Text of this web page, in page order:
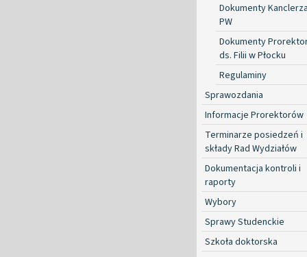
Dokumenty
PW
Dokumenty
ds. Filii w Płocku
Regulaminy
Sprawozdania
Informacje Prorektorów
Terminarze posiedzeń i
składy Rad Wydziałów
Dokumentacja kontroli i
raporty
Wybory
Sprawy Studenckie
Szkoła doktorska